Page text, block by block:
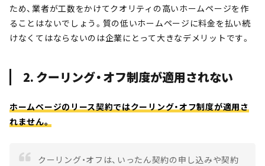
ため、業者が工数をかけてクオリティの高いホームページを作
ることはないでしょう。質の低いホームページに料金を払い続
けなくてはならないのは企業にとって大きなデメリットです。
2. クーリング・オフ制度が適用されない
ホームページのリース契約ではクーリング・オフ制度が適用さ
れません。
クーリング・オフは、いったん契約の申し込みや契約